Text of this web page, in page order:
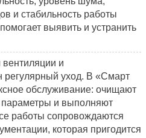
и стабильность работы
выявить и устранить
и
регулярный уход. В «Смарт
обслуживание: очищают
и выполняют
работы сопровождаются
которая пригодится